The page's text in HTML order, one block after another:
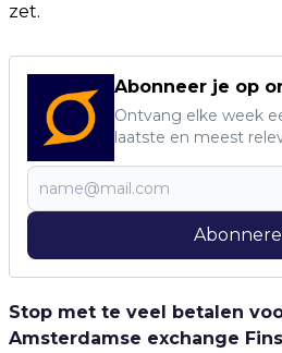
zet.
Abonneer je op
Ontvang elke week
laatste en meest
Stop met te veel betalen
Amsterdamse exchange